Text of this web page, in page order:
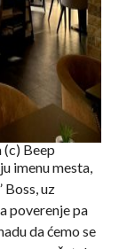
Beep
imenu mesta,
Boss, uz
poverenje pa
da ćemo se